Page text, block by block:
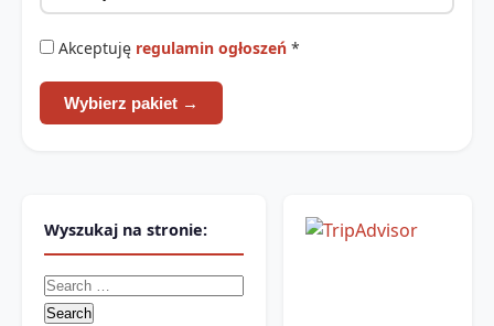
Akceptuję regulamin ogłoszeń *
Wybierz pakiet →
Wyszukaj na stronie:
Search
for: